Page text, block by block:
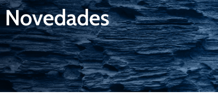
Novedades